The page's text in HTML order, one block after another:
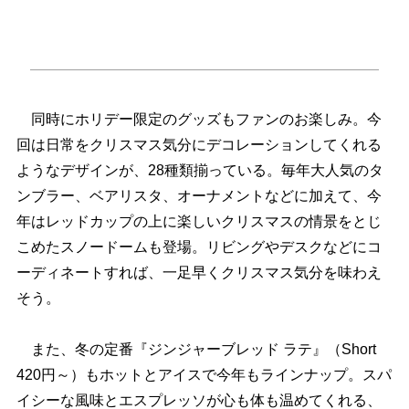
同時にホリデー限定のグッズもファンのお楽しみ。今
回は日常をクリスマス気分にデコレーションしてくれる
ようなデザインが、28種類揃っている。毎年大人気のタ
ンブラー、ベアリスタ、オーナメントなどに加えて、今
年はレッドカップの上に楽しいクリスマスの情景をとじ
こめたスノードームも登場。リビングやデスクなどにコ
ーディネートすれば、一足早くクリスマス気分を味わえ
そう。
また、冬の定番『ジンジャーブレッド ラテ』（Short
420円～）もホットとアイスで今年もラインナップ。スパ
イシーな風味とエスプレッソが心も体も温めてくれる、